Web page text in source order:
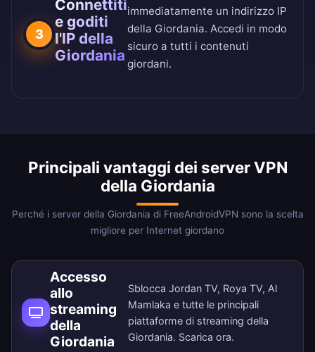
3
Connettiti
e goditi
l'IP della
Giordania
immediatamente un indirizzo IP
della Giordania. Accedi in modo
sicuro a tutti i contenuti
giordani.
Principali vantaggi dei server VPN
della Giordania
Perché i server della Giordania di FreeAndroidVPN sono la scelta
migliore per Internet giordano
Accesso
allo
streaming
della
Giordania
Sblocca Jordan TV, Roya TV, Al
Mamlaka e tutte le principali
piattaforme di streaming della
Giordania. Scarica ora.